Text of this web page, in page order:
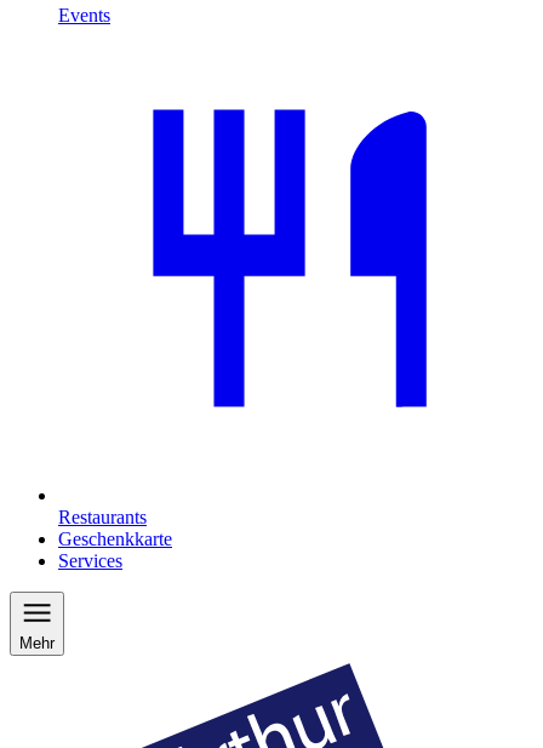
Events
Restaurants
Geschenkkarte
Services
Mehr